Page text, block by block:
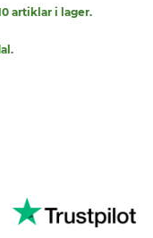
artiklar i lager.